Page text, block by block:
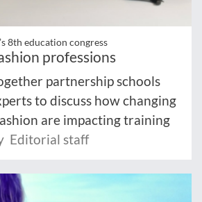
8th education congress
professions
partnership schools
to discuss how changing
are impacting training
Editorial staff